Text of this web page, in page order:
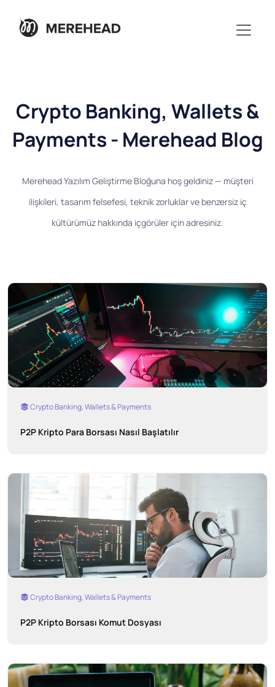
Crypto Banking, Wallets &
Payments - Merehead Blog
Merehead Yazılım Geliştirme Bloğuna hoş geldiniz — müşteri
ilişkileri, tasarım felsefesi, teknik zorluklar ve benzersiz iç
kültürümüz hakkında içgörüler için adresiniz.
Crypto Banking, Wallets & Payments
P2P Kripto Para Borsası Nasıl Başlatılır
Crypto Banking, Wallets & Payments
P2P Kripto Borsası Komut Dosyası